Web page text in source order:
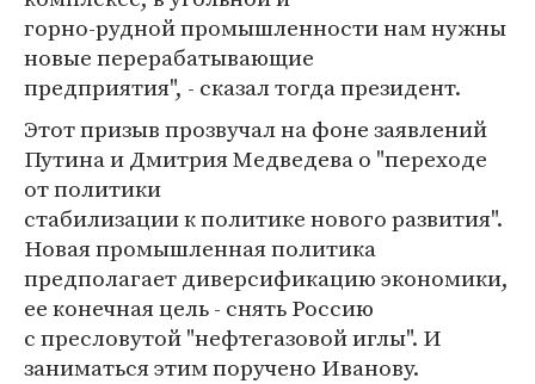
горно-рудной промышленности нам нужны
новые перерабатывающие
предприятия", - сказал тогда президент.
Этот призыв прозвучал на фоне заявлений
Путина и Дмитрия Медведева о "переходе
от политики
стабилизации к политике нового развития".
Новая промышленная политика
предполагает диверсификацию экономики,
ее конечная цель - снять Россию
с пресловутой "нефтегазовой иглы". И
заниматься этим поручено Иванову.